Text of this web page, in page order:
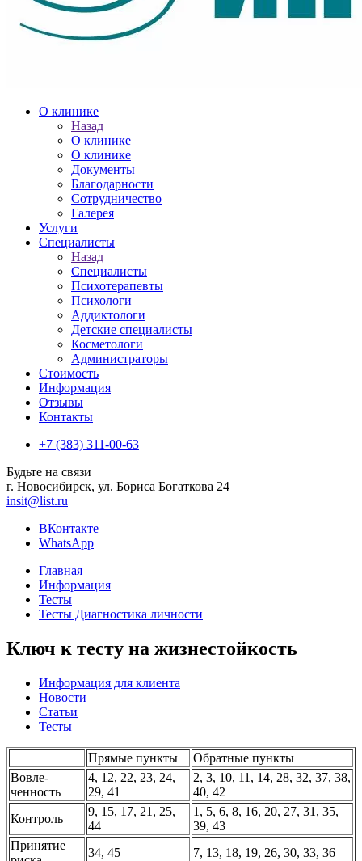
О клинике
Назад
О клинике
О клинике
Документы
Благодарности
Сотрудничество
Галерея
Услуги
Специалисты
Назад
Специалисты
Психотерапевты
Психологи
Аддиктологи
Детские специалисты
Косметологи
Администраторы
Стоимость
Информация
Отзывы
Контакты
+7 (383) 311-00-63
Будьте на связи
г. Новосибирск, ул. Бориса Богаткова 24
insit@list.ru
ВКонтакте
WhatsApp
Главная
Информация
Тесты
Тесты Диагностика личности
Ключ к тесту на жизнестойкость
Информация для клиента
Новости
Статьи
Тесты
Прямые пункты
Обратные пункты
Вовле­
ченность
4, 12, 22, 23, 24,
29, 41
2, 3, 10, 11, 14, 28, 32, 37, 38,
40, 42
Контроль
9, 15, 17, 21, 25,
44
1, 5, 6, 8, 16, 20, 27, 31, 35,
39, 43
Принятие
34, 45 7, 13, 18, 19, 26, 30, 33, 36